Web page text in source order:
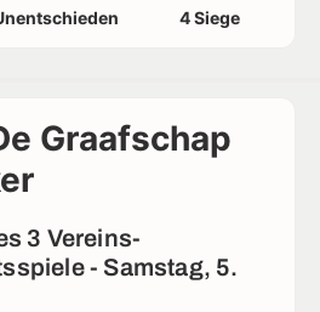
4 Siege
Graafschap
3 Vereins-
- Samstag, 5.